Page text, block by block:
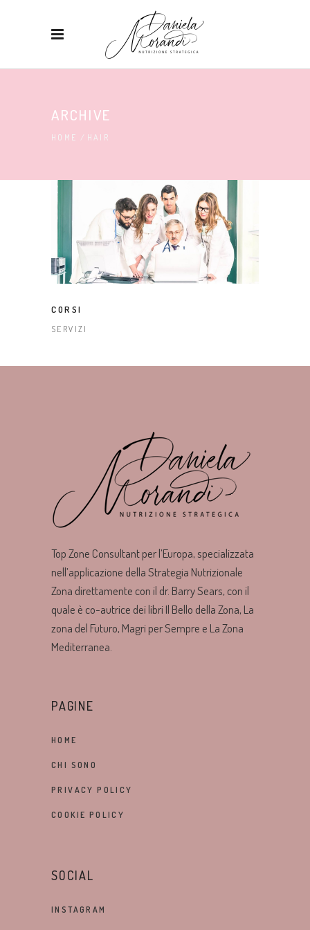
ARCHIVE
HOME / HAIR
CORSI
SERVIZI
Top Zone Consultant per l’Europa, specializzata
nell’applicazione della Strategia Nutrizionale
Zona direttamente con il dr. Barry Sears, con il
quale è co-autrice dei libri Il Bello della Zona, La
zona del Futuro, Magri per Sempre e La Zona
Mediterranea.
PAGINE
HOME
CHI SONO
PRIVACY POLICY
COOKIE POLICY
SOCIAL
INSTAGRAM